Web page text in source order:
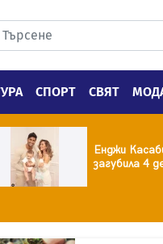
СПОРТ СВЯТ
Енджи
загубила 4